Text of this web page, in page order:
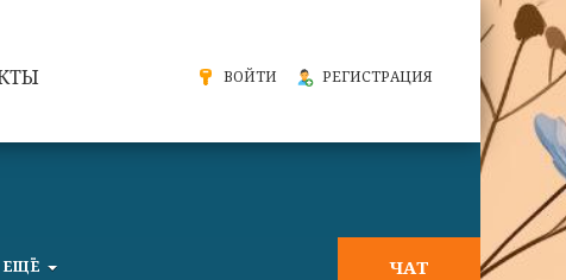
ВОЙТИ РЕГИСТРАЦИЯ
ЧАТ
ЕЩЁ